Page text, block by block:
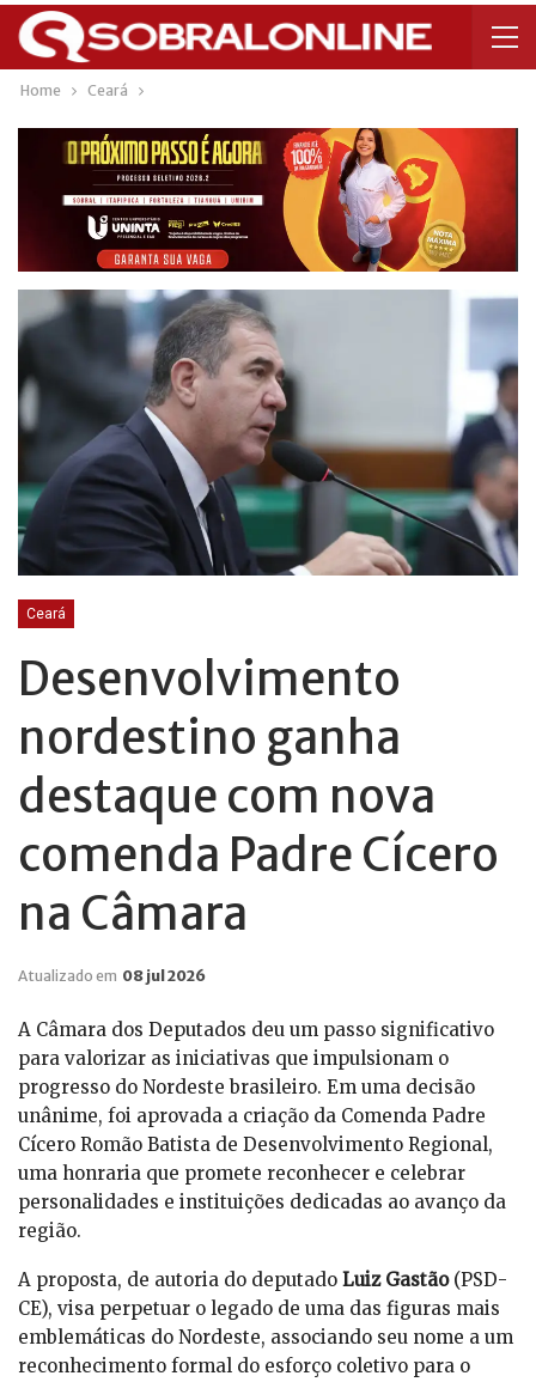
Home Ceará
Ceará
Desenvolvimento
nordestino ganha
destaque com nova
comenda Padre Cícero
na Câmara
Atualizado em 08 jul 2026
A Câmara dos Deputados deu um passo significativo
para valorizar as iniciativas que impulsionam o
progresso do Nordeste brasileiro. Em uma decisão
unânime, foi aprovada a criação da Comenda Padre
Cícero Romão Batista de Desenvolvimento Regional,
uma honraria que promete reconhecer e celebrar
personalidades e instituições dedicadas ao avanço da
região.
A proposta, de autoria do deputado Luiz Gastão(PSD-
CE), visa perpetuar o legado de uma das figuras mais
emblemáticas do Nordeste, associando seu nome a um
reconhecimento formal do esforço coletivo para o